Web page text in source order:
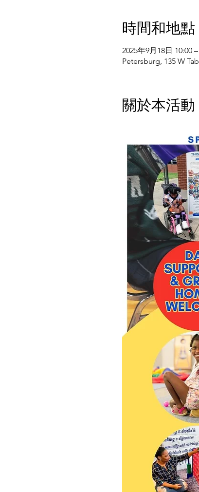
時間和地點
2025年9月18日 10:00
Petersburg, 135 W
關於本活動